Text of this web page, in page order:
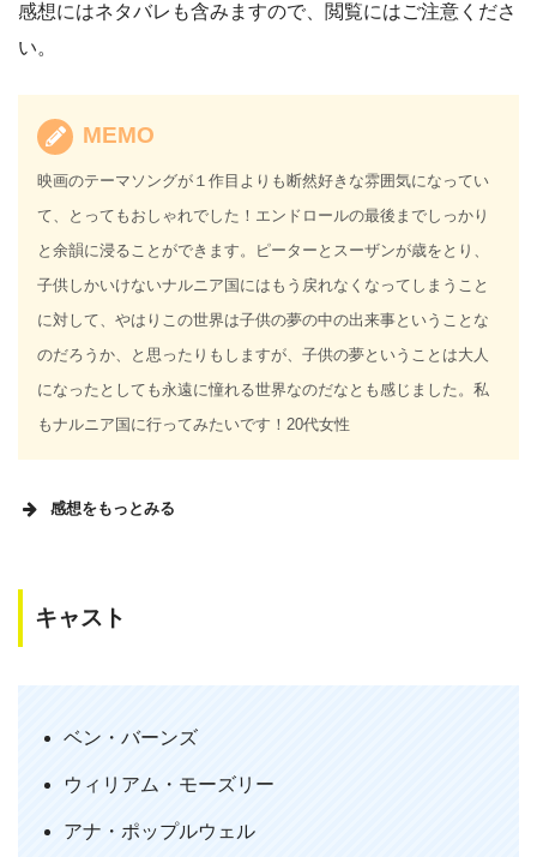
感想にはネタバレも含みますので、閲覧にはご注意くださ
い。
MEMO
映画のテーマソングが１作目よりも断然好きな雰囲気になってい
て、とってもおしゃれでした！エンドロールの最後までしっかり
と余韻に浸ることができます。ピーターとスーザンが歳をとり、
子供しかいけないナルニア国にはもう戻れなくなってしまうこと
に対して、やはりこの世界は子供の夢の中の出来事ということな
のだろうか、と思ったりもしますが、子供の夢ということは大人
になったとしても永遠に憧れる世界なのだなとも感じました。私
もナルニア国に行ってみたいです！20代女性
感想をもっとみる
キャスト
ベン・バーンズ
ウィリアム・モーズリー
アナ・ポップルウェル